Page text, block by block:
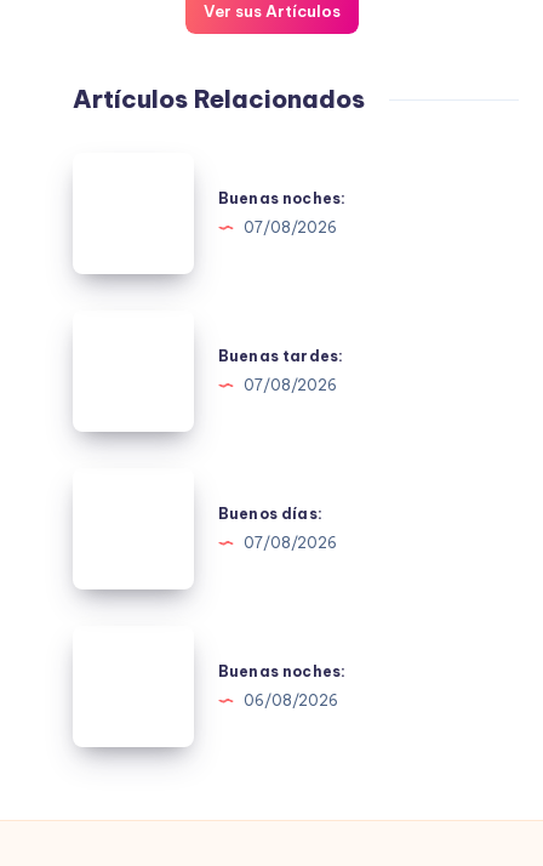
Ver sus Artículos
Artículos Relacionados
Buenas noches:
07/08/2026
Buenas tardes:
07/08/2026
Buenos días:
07/08/2026
Buenas noches:
06/08/2026